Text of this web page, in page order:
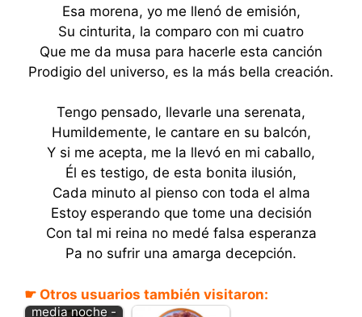
Esa morena, yo me llenó de emisión,
Su cinturita, la comparo con mi cuatro
Que me da musa para hacerle esta canción
Prodigio del universo, es la más bella creación.
Tengo pensado, llevarle una serenata,
Humildemente, le cantare en su balcón,
Y si me acepta, me la llevó en mi caballo,
Él es testigo, de esta bonita ilusión,
Cada minuto al pienso con toda el alma
Estoy esperando que tome una decisión
Con tal mi reina no medé falsa esperanza
Pa no sufrir una amarga decepción.
☛ Otros usuarios también visitaron:
Corazón de
media noche -